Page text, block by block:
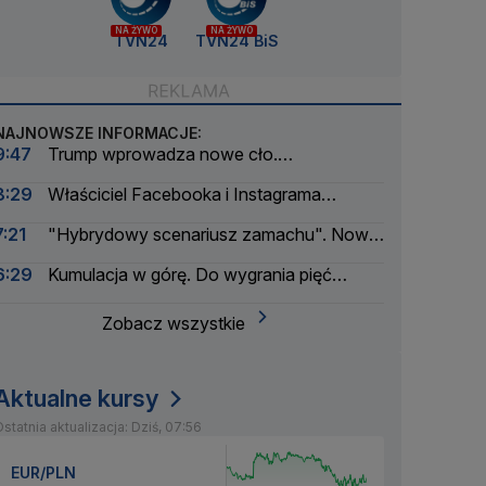
NA ŻYWO
TVN24
NA ŻYWO
TVN24 BiS
INFORMACJE:
Trump wprowadza nowe cło.
Właściciel Facebooka i Instagrama
"Hybrydowy scenariusz zamachu". Nowe
Kumulacja w górę. Do wygrania pięć
Zobacz wszystkie
kursy
aktualizacja: Dziś, 07:56
EUR/PLN